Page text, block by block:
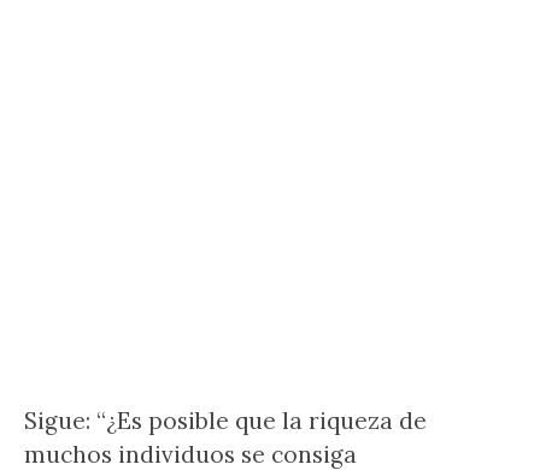
Sigue: “¿Es posible que la riqueza de
muchos individuos se consiga